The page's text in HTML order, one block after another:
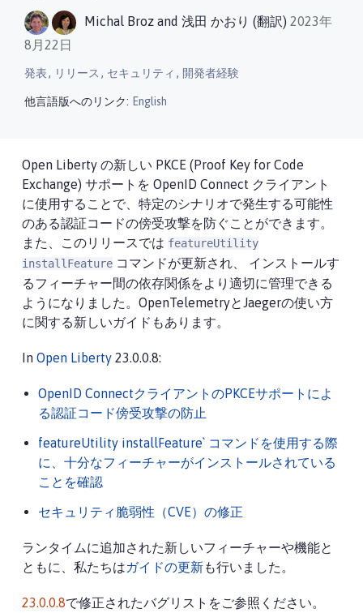
Michal Broz and 浅田 かおり (翻訳) 2023年
8月22日
発表, リリース , セキュリティ , 開発者経験
他言語版へのリンク: English
Open Liberty の新しい PKCE (Proof Key for Code
Exchange) サポートを OpenID Connect クライアント
に使用することで、特定のシナリオで発生する可能性
のある認証コードの傍受攻撃を防ぐことができます。
また、このリリースでは featureUtility
installFeature コマンドが更新され、 インストールす
るフィーチャー間の依存関係をより適切に管理できる
ようになりました。OpenTelemetryとJaegerの使い方
に関する新しいガイドもあります。
In Open Liberty 23.0.0.8:
OpenID ConnectクライアントのPKCEサポートによ
る認証コード傍受攻撃の防止
featureUtility installFeature` コマンドを使用する際
に、十分なフィーチャーがインストールされている
ことを確認
セキュリティ脆弱性（CVE）の修正
ランタイムに追加された新しいフィーチャーや機能と
ともに、私たちはガイドの更新も行いました。
23.0.0.8で修正されたバグリストをご参照ください。